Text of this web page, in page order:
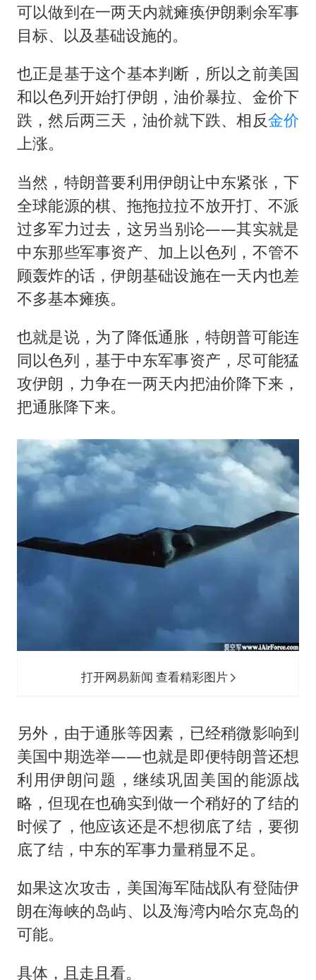
可以做到在一两天内就瘫痪伊朗剩余军事
目标、以及基础设施的。
也正是基于这个基本判断，所以之前美国
和以色列开始打伊朗，油价暴拉、金价下
跌，然后两三天，油价就下跌、相反金价
上涨。
当然，特朗普要利用伊朗让中东紧张，下
全球能源的棋、拖拖拉拉不放开打、不派
过多军力过去，这另当别论——其实就是
中东那些军事资产、加上以色列，不管不
顾轰炸的话，伊朗基础设施在一天内也差
不多基本瘫痪。
也就是说，为了降低通胀，特朗普可能连
同以色列，基于中东军事资产，尽可能猛
攻伊朗，力争在一两天内把油价降下来，
把通胀降下来。
打开网易新闻 查看精彩图片
另外，由于通胀等因素，已经稍微影响到
美国中期选举——也就是即便特朗普还想
利用伊朗问题，继续巩固美国的能源战
略，但现在也确实到做一个稍好的了结的
时候了，他应该还是不想彻底了结，要彻
底了结，中东的军事力量稍显不足。
如果这次攻击，美国海军陆战队有登陆伊
朗在海峡的岛屿、以及海湾内哈尔克岛的
可能。
具体，且走且看。